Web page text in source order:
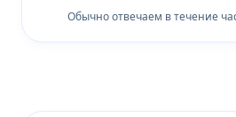
Обычно отвечаем в течение